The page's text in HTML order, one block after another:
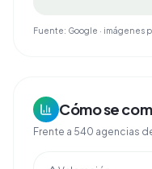
Fuente: Google · imágenes
Cómo se
Frente a 540 agencias